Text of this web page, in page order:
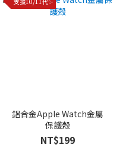
鋁合金Apple Watch金屬
保護殼
NT$199